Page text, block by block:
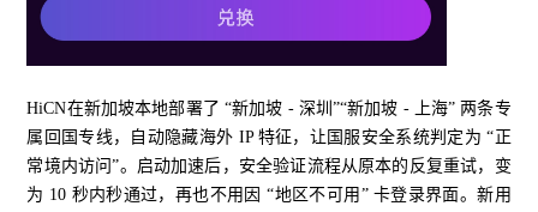
HiCN在新加坡本地部署了 “新加坡 - 深圳”“新加坡 - 上海” 两条专
属回国专线，自动隐藏海外 IP 特征，让国服安全系统判定为 “正
常境内访问”。启动加速后，安全验证流程从原本的反复重试，变
为 10 秒内秒通过，再也不用因 “地区不可用” 卡登录界面。新用